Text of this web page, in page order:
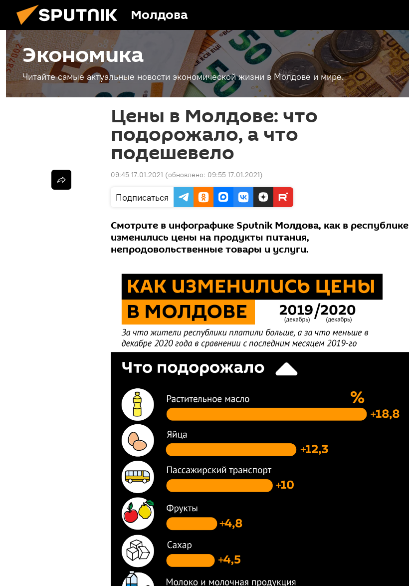
Молдова
Экономика
Читайте самые актуальные новости экономической жизни в Молдове и мире.
Цены в Молдове: что
подорожало, а что
подешевело
09:45 17.01.2021 (обновлено: 09:55 17.01.2021)
Подписаться
Смотрите в инфографике Sputnik Молдова, как в республике
изменились цены на продукты питания,
непродовольственные товары и услуги.